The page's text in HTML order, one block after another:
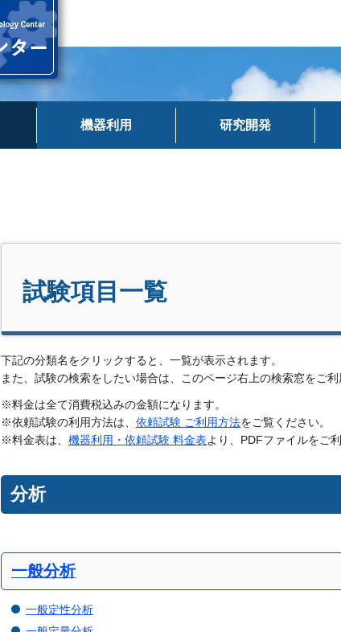
機器利用 研究開発
試験項目一覧
下記の分類名をクリックすると、一覧が表示されます。
また、試験の検索をしたい場合は、このページ右上の検索窓をご利
※料金は全て消費税込みの金額になります。
※依頼試験の利用方法は、 依頼試験 ご利用方法をご覧ください。
※料金表は、 機器利用・依頼試験 料金表より、PDFファイルをご
分析
一般分析
一般定性分析